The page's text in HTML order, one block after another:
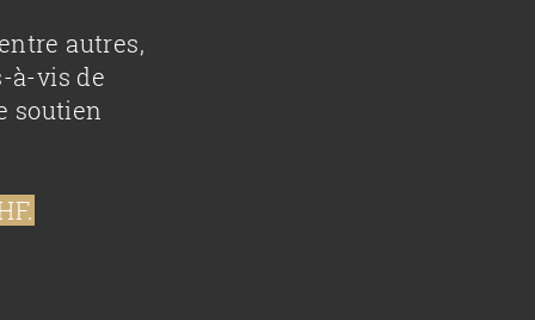
autres,
à-vis de
soutien